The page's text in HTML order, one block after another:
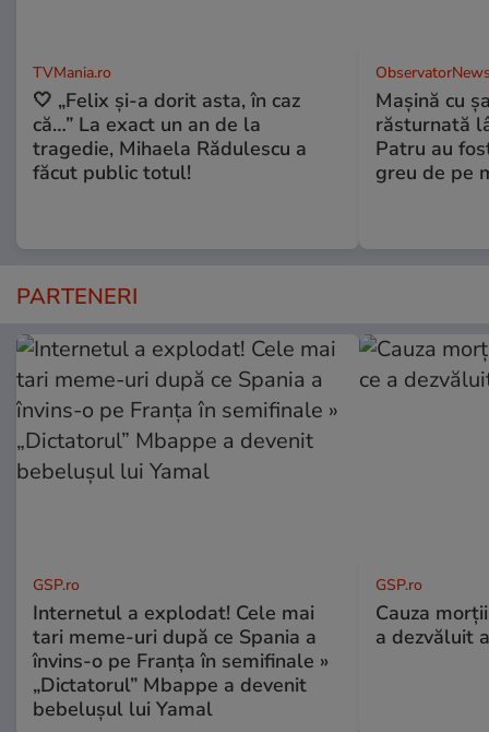
TVMania.ro
🤍 „Felix și-a dorit asta, în caz
că…” La exact un an de la
tragedie, Mihaela Rădulescu a
făcut public totul!
Maşină cu
răsturnată
Patru au
greu de pe
PARTENERI
GSP.ro
Internetul a explodat! Cele mai
tari meme-uri după ce Spania a
învins-o pe Franța în semifinale »
„Dictatorul” Mbappe a devenit
bebelușul lui Yamal
GSP.ro
Cauza
a dezvăluit